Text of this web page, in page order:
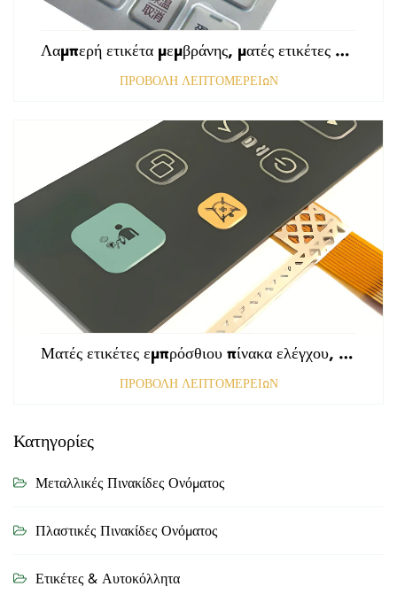
Λαμπερή ετικέτα μεμβράνης, ματές ετικέτες εμπρόσθιου πίνακα ελέγχου, ανάγλυφες ετικέτες πολυκαρβονικού, γραφικές επικαλύψεις
ΠΡΟΒΟΛΗ ΛΕΠΤΟΜΕΡΕΙΩΝ
Ματές ετικέτες εμπρόσθιου πίνακα ελέγχου, τρυπημένες με αμαυρωμένη επιφάνεια, πάχους 0,25 mm, ετικέτες από πολυκαρβονικό ή PVC
ΠΡΟΒΟΛΗ ΛΕΠΤΟΜΕΡΕΙΩΝ
Κατηγορίες
Μεταλλικές Πινακίδες Ονόματος
Πλαστικές Πινακίδες Ονόματος
Ετικέτες & Αυτοκόλλητα